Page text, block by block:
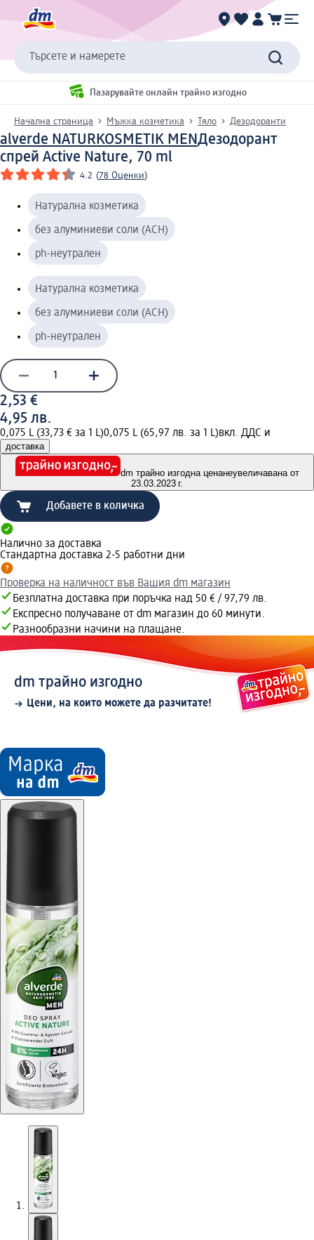
Търсете и намерете
Пазарувайте онлайн трайно изгодно
Начална страница Мъжка козметика Тяло Дезодоранти
alverde NATURKOSMETIK MENДезодорант
спрей Active Nature, 70 ml
4.2 (78 Оценки)
Натурална козметика
без алуминиеви соли (ACH)
ph-неутрален
Натурална козметика
без алуминиеви соли (ACH)
ph-неутрален
2,53 €
4,95 лв.
0,075 L (33,73 € за 1 L)0,075 L (65,97 лв. за 1 L)вкл. ДДС и
доставка
dm трайно изгодна ценанеувеличавана от
23.03.2023 г.
Добавете в количка
Налично за доставка
Стандартна доставка 2-5 работни дни
Проверка на наличност във Вашия dm магазин
Безплатна доставка при поръчка над 50 € / 97,79 лв.
Експресно получаване от dm магазин до 60 минути.
Разнообразни начини на плащане.
dm трайно изгодно
Цени, на които можете да разчитате!